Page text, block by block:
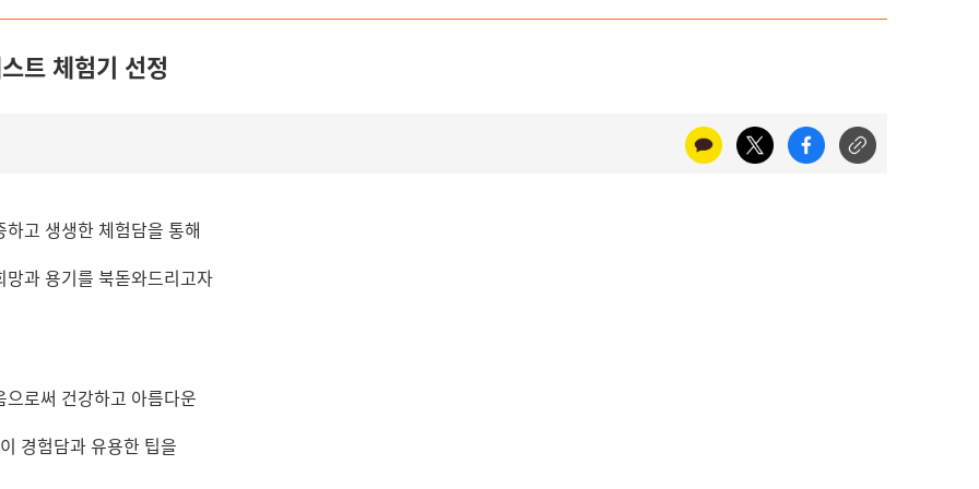
트 체험기 선정
고 생생한 체험담을 통해
과 용기를 북돋와드리고자
로써 건강하고 아름다운
경험담과 유용한 팁을